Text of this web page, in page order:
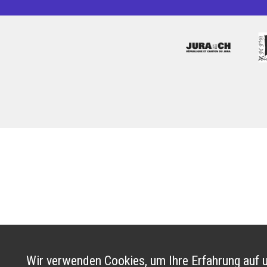
Wir verwenden Cookies, um Ihre Erfahrung